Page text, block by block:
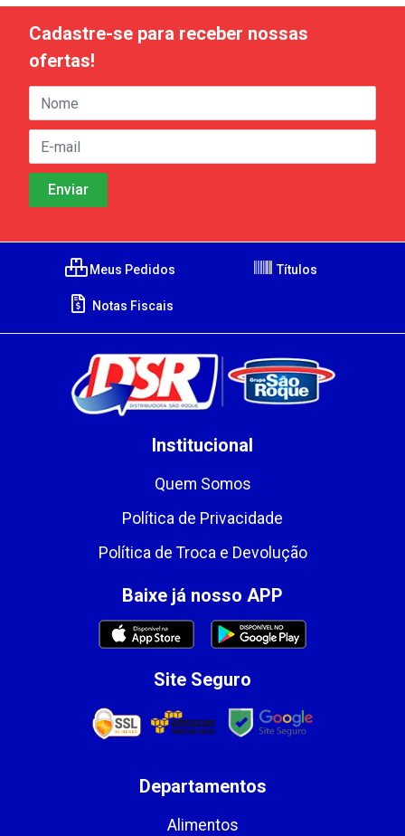
Cadastre-se para receber nossas
ofertas!
Meus Pedidos Títulos
Notas Fiscais
Institucional
Quem Somos
Política de Privacidade
Política de Troca e Devolução
Baixe já nosso APP
Site Seguro
Departamentos
Alimentos